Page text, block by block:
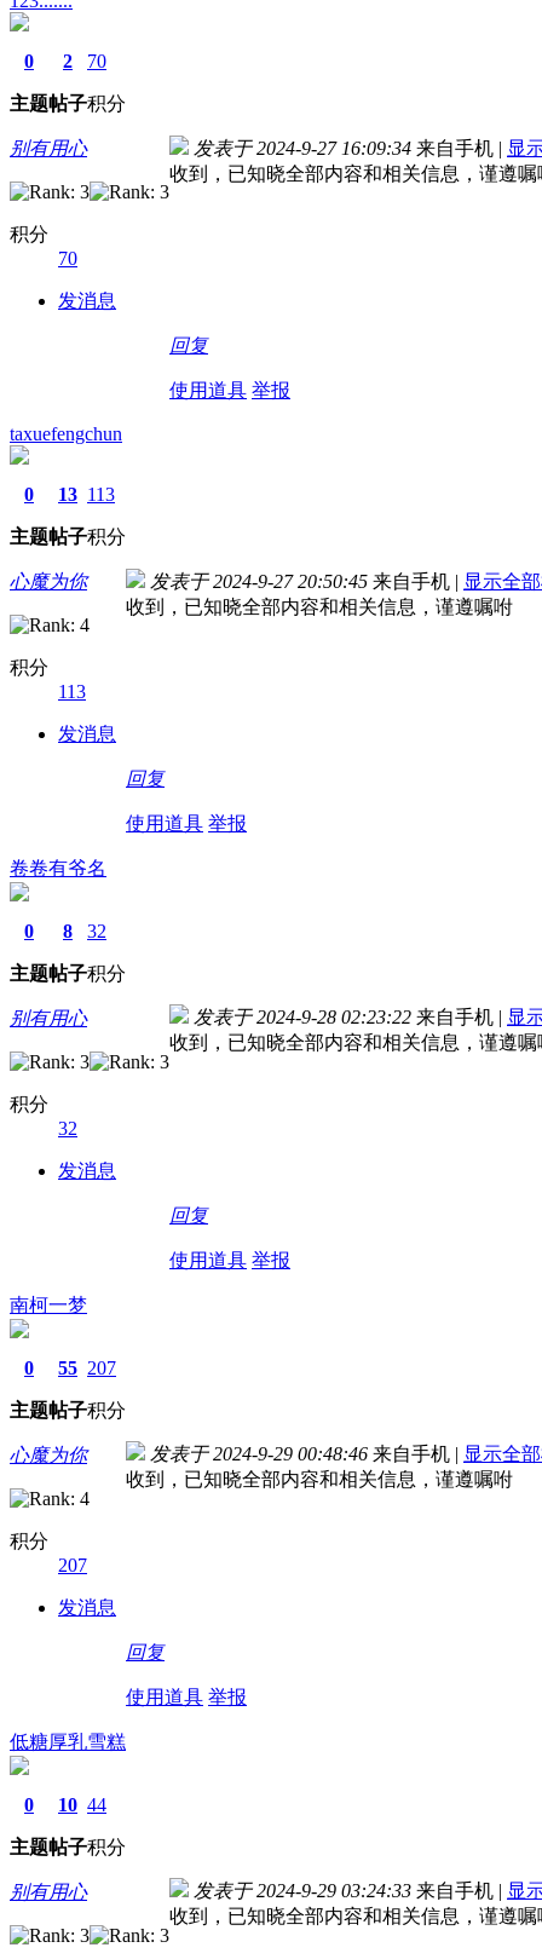
0
主题
2
帖子
70
积分
别有用心
积分
70
发消息
发表于 2024-9-27 16:09:34 来自手机 | 显
收到，已知晓全部内容和相关信息，谨遵嘱
回复
使用道具 举报
taxuefengchun
0
主题
13
帖子
113
积分
心魔为你
积分
113
发消息
发表于 2024-9-27 20:50:45 来自手机 | 显示全
收到，已知晓全部内容和相关信息，谨遵嘱咐
回复
使用道具 举报
卷卷有爷名
0
主题
8
帖子
32
积分
别有用心
积分
32
发消息
发表于 2024-9-28 02:23:22 来自手机 | 显
收到，已知晓全部内容和相关信息，谨遵嘱
回复
使用道具 举报
南柯一梦
0
主题
55
帖子
207
积分
心魔为你
积分
207
发消息
发表于 2024-9-29 00:48:46 来自手机 | 显示全
收到，已知晓全部内容和相关信息，谨遵嘱咐
回复
使用道具 举报
低糖厚乳雪糕
0
主题
10
帖子
44
积分
别有用心 发表于 2024-9-29 03:24:33 来自手机 | 显
收到，已知晓全部内容和相关信息，谨遵嘱